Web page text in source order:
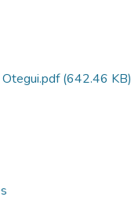
(642.46 KB)